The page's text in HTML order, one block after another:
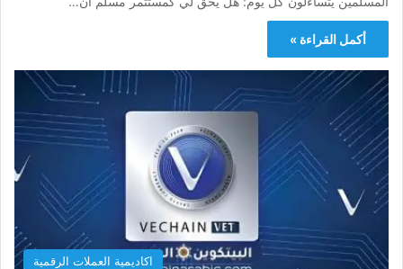
أكمل القراءة »
اكاديمية العملات الرقمية